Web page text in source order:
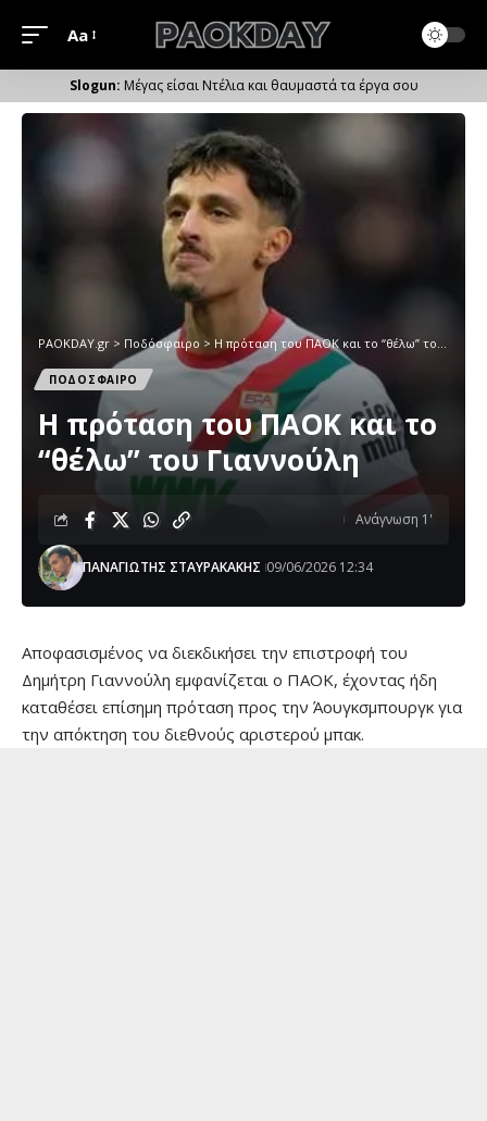
Μέγεθος
Γραμματοσειράς
Aa
Μέγας είσαι Ντέλια και θαυμαστά τα έργα σου
PAOKDAY.gr > Ποδόσφαιρο > H πρόταση του ΠΑΟΚ και το “θέλω” του Γιαννούλη
ΠΟΔΟΣΦΑΙΡΟ
H πρόταση του ΠΑΟΚ και το
“θέλω” του Γιαννούλη
ΠΑΝΑΓΙΩΤΗΣ ΣΤΑΥΡΑΚΑΚΗΣ 09/06/2026 12:34
Ανάγνωση 1'
Αποφασισμένος να διεκδικήσει την επιστροφή του
Δημήτρη Γιαννούλη εμφανίζεται ο ΠΑΟΚ, έχοντας ήδη
καταθέσει επίσημη πρόταση προς την Άουγκσμπουργκ για
την απόκτηση του διεθνούς αριστερού μπακ.